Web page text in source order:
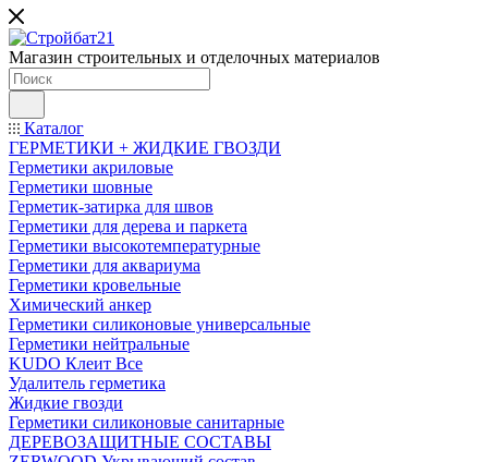
Магазин строительных и отделочных материалов
Каталог
ГЕРМЕТИКИ + ЖИДКИЕ ГВОЗДИ
Герметики акриловые
Герметики шовные
Герметик-затирка для швов
Герметики для дерева и паркета
Герметики высокотемпературные
Герметики для аквариума
Герметики кровельные
Химический анкер
Герметики силиконовые универсальные
Герметики нейтральные
KUDO Клеит Все
Удалитель герметика
Жидкие гвозди
Герметики силиконовые санитарные
ДЕРЕВОЗАЩИТНЫЕ СОСТАВЫ